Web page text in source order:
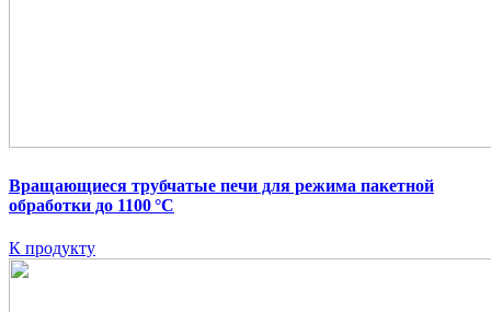
Вращающиеся трубчатые печи для режима пакетной
обработки до 1100 °C
К продукту